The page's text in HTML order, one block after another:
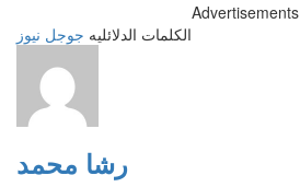
Advertisements
الكلمات الدلائليه جوجل نيوز
رشا محمد